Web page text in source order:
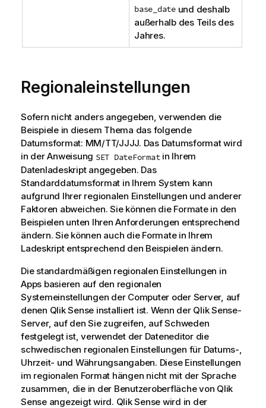
base_dateund deshalb
außerhalb des Teils des
Jahres.
Regionaleinstellungen
Sofern nicht anders angegeben, verwenden die
Beispiele in diesem Thema das folgende
Datumsformat: MM/TT/JJJJ. Das Datumsformat wird
in der Anweisung SET DateFormatin Ihrem
Datenladeskript angegeben. Das
Standarddatumsformat in Ihrem System kann
aufgrund Ihrer regionalen Einstellungen und anderer
Faktoren abweichen. Sie können die Formate in den
Beispielen unten Ihren Anforderungen entsprechend
ändern. Sie können auch die Formate in Ihrem
Ladeskript entsprechend den Beispielen ändern.
Die standardmäßigen regionalen Einstellungen in
Apps basieren auf den regionalen
Systemeinstellungen der Computer oder Server, auf
denen Qlik Sense installiert ist. Wenn der Qlik Sense-
Server, auf den Sie zugreifen, auf Schweden
festgelegt ist, verwendet der Dateneditor die
schwedischen regionalen Einstellungen für Datums-,
Uhrzeit- und Währungsangaben. Diese Einstellungen
im regionalen Format hängen nicht mit der Sprache
zusammen, die in der Benutzeroberfläche von Qlik
Senseangezeigt wird. Qlik Sense wird in der